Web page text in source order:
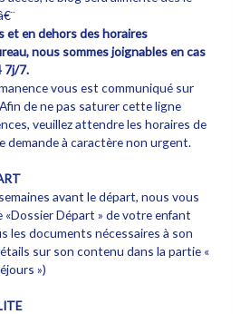
et en dehors des horaires
nous sommes joignables en cas
7j/7.
vous est communiqué sur
de ne pas saturer cette ligne
veuillez attendre les horaires de
demande à caractère non urgent.
avant le départ, nous vous
«Dossier Départ » de votre enfant
les documents nécessaires à son
sur son contenu dans la partie «
»)